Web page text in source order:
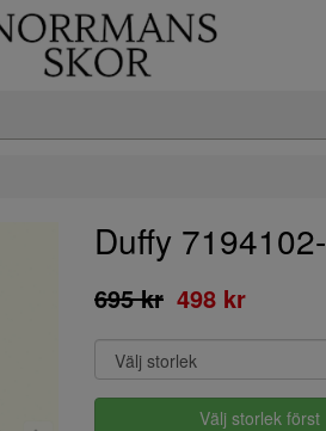
Duffy
695 kr 498 kr
Välj storlek först